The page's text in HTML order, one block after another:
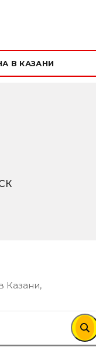
В КАЗАНИ
в Казани,